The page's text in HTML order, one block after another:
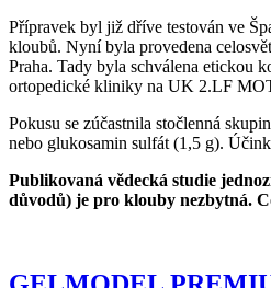
Přípravek byl již dříve testován ve
kloubů. Nyní byla provedena
Praha. Tady byla schválena etickou
ortopedické kliniky na UK 2.LF
Pokusu se zúčastnila stočlenná
nebo glukosamin sulfát (1,5 g).
Publikovaná vědecká studie
důvodů) je pro klouby nezbytná.